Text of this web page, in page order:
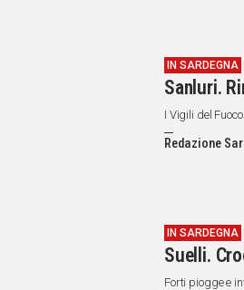
IN SARDEGNA
Sanluri.
I Vigili del
Redazione
IN SARDEGNA
Suelli.
Forti piogge e